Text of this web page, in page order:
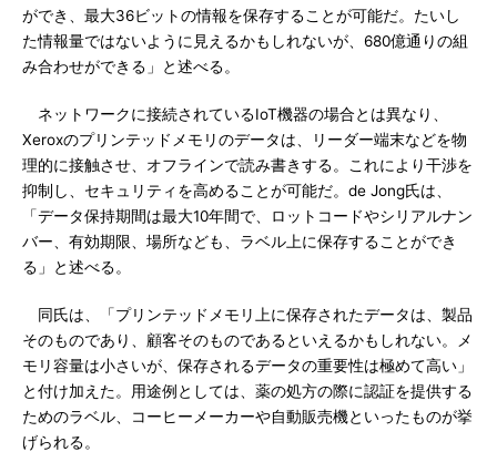
ができ、最大36ビットの情報を保存することが可能だ。たいし
た情報量ではないように見えるかもしれないが、680億通りの組
み合わせができる」と述べる。
ネットワークに接続されているIoT機器の場合とは異なり、
Xeroxのプリンテッドメモリのデータは、リーダー端末などを物
理的に接触させ、オフラインで読み書きする。これにより干渉を
抑制し、セキュリティを高めることが可能だ。de Jong氏は、
「データ保持期間は最大10年間で、ロットコードやシリアルナン
バー、有効期限、場所なども、ラベル上に保存することができ
る」と述べる。
同氏は、「プリンテッドメモリ上に保存されたデータは、製品
そのものであり、顧客そのものであるといえるかもしれない。メ
モリ容量は小さいが、保存されるデータの重要性は極めて高い」
と付け加えた。用途例としては、薬の処方の際に認証を提供する
ためのラベル、コーヒーメーカーや自動販売機といったものが挙
げられる。